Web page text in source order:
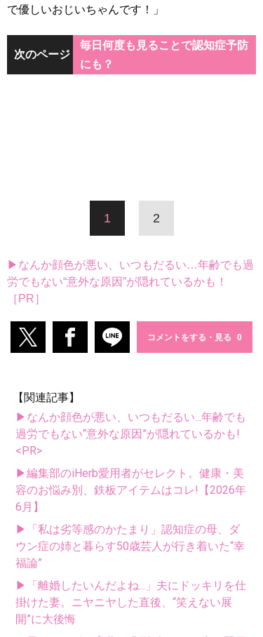
で優しいおじいちゃんです！」
次のページ
毎日何度も見ることで認知症予防
にも？
1 2
▶なんか顔色が悪い、いつもだるい…年齢でも過
労でもない“意外な原因”が隠れているかも！
［PR］
コメントをする・見る
【関連記事】
▶なんか顔色が悪い、いつもだるい...年齢でも
過労でもない“意外な原因”が隠れているかも!
<PR>
▶編集部のiHerb愛用者がセレクト。健康・美
容のお悩み別、鉄板アイテムはコレ!【2026年
6月】
▶「私は劣等感のかたまり」認知症の母、ダ
ウン症の姉と暮らす50歳芸人が行き着いた“幸
福論”
▶「離婚したいんだよね...」夫にドッキリを仕
掛けた妻。ニヤニヤした直後、“笑えない展
開”に大後悔